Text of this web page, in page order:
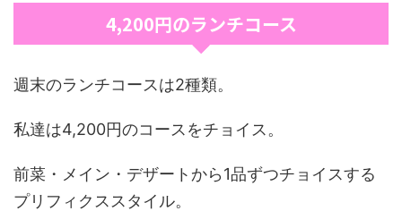
4,200円のランチコース
週末のランチコースは2種類。
私達は4,200円のコースをチョイス。
前菜・メイン・デザートから1品ずつチョイスする
プリフィクススタイル。